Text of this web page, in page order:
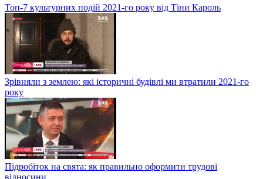
Топ-7 культурних подій 2021-го року від Тіни Кароль
Зрівняли з землею: які історичні будівлі ми втратили 2021-го
року
Підробіток на свята: як правильно оформити трудові
відносини